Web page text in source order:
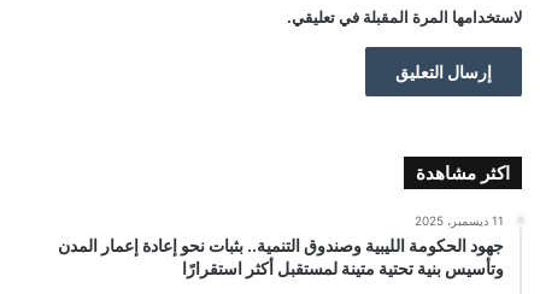
لاستخدامها المرة المقبلة في تعليقي.
اكثر مشاهدة
11 ديسمبر، 2025
جهود الحكومة الليبية وصندوق التنمية.. بثبات نحو إعادة إعمار المدن
وتأسيس بنية تحتية متينة لمستقبل أكثر استقرارًا